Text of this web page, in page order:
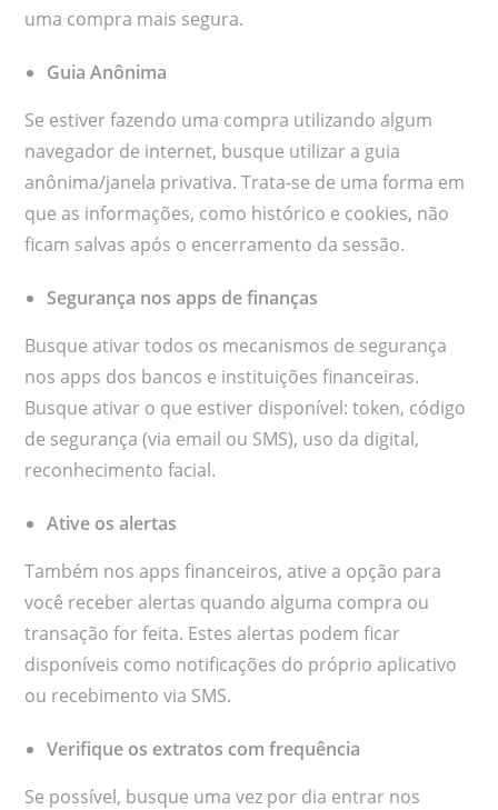
uma compra mais segura.
Guia Anônima
Se estiver fazendo uma compra utilizando algum
navegador de internet, busque utilizar a guia
anônima/janela privativa. Trata-se de uma forma em
que as informações, como histórico e cookies, não
ficam salvas após o encerramento da sessão.
Segurança nos apps de finanças
Busque ativar todos os mecanismos de segurança
nos apps dos bancos e instituições financeiras.
Busque ativar o que estiver disponível: token, código
de segurança (via email ou SMS), uso da digital,
reconhecimento facial.
Ative os alertas
Também nos apps financeiros, ative a opção para
você receber alertas quando alguma compra ou
transação for feita. Estes alertas podem ficar
disponíveis como notificações do próprio aplicativo
ou recebimento via SMS.
Verifique os extratos com frequência
Se possível, busque uma vez por dia entrar nos